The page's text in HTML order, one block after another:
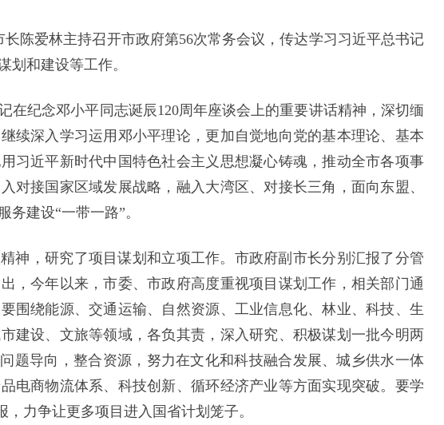
陈爱林主持召开市政府第56次常务会议，传达学习习近平总书记
划和建设等工作。
在纪念邓小平同志诞辰120周年座谈会上的重要讲话精神，深切缅
续深入学习运用邓小平理论，更加自觉地向党的基本理论、基本
习近平新时代中国特色社会主义思想凝心铸魂，推动全市各项事
对接国家区域发展战略，融入大湾区、对接长三角，面向东盟、
建设“一带一路”。
神，研究了项目谋划和立项工作。市政府副市长分别汇报了分管
，今年以来，市委、市政府高度重视项目谋划工作，相关部门通
围绕能源、交通运输、自然资源、工业信息化、林业、科技、生
建设、文旅等领域，各负其责，深入研究、积极谋划一批今明两
题导向，整合资源，努力在文化和科技融合发展、城乡供水一体
电商物流体系、科技创新、循环经济产业等方面实现突破。要学
力争让更多项目进入国省计划笼子。